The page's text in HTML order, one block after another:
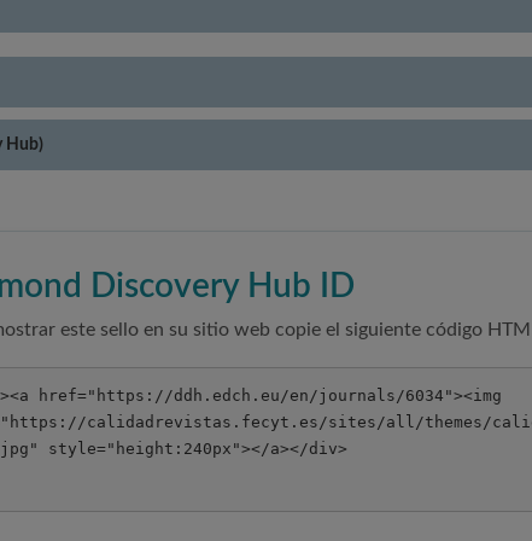
Hub)
Discovery Hub ID
este sello en su sitio web copie el siguiente código